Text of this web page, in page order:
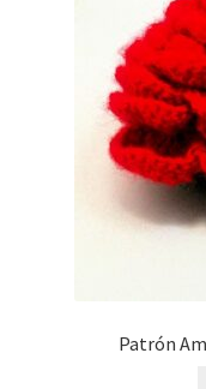
Patrón